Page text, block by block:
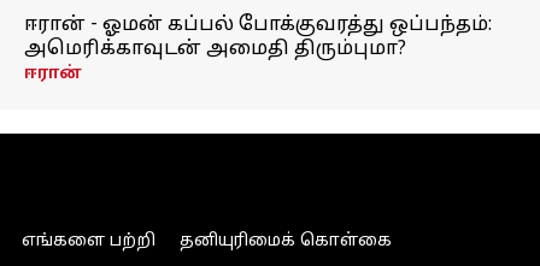
ஈரான் - ஓமன் கப்பல் போக்குவரத்து ஒப்பந்தம்:
அமெரிக்காவுடன் அமைதி திரும்புமா?
ஈரான்
எங்களை பற்றி தனியுரிமைக் கொள்கை